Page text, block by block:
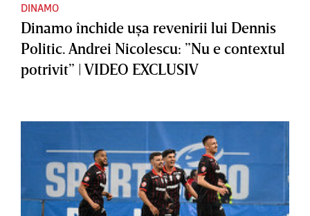
DINAMO
Dinamo închide uşa revenirii lui Dennis
Politic. Andrei Nicolescu: ”Nu e contextul
potrivit” | VIDEO EXCLUSIV